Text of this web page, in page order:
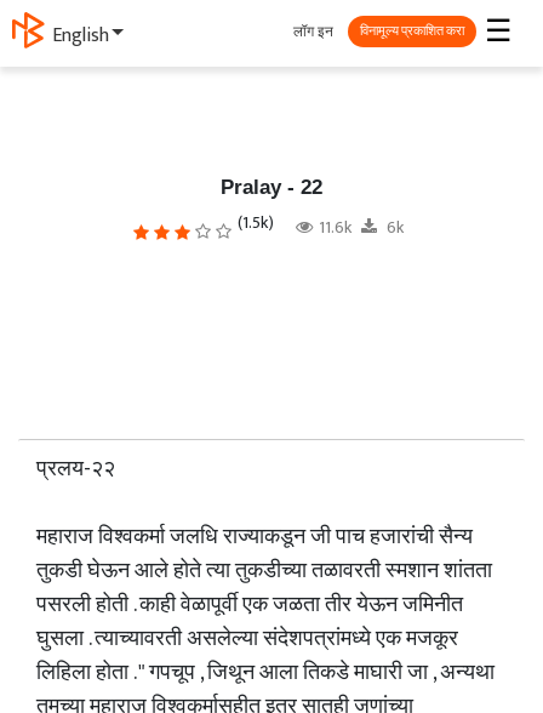
ગુજરાતી ☰
लॉग इन विनामूल्य प्रकाशित करा
Pralay - 22
(1.5k) 11.6k 6k
प्रलय-२२
महाराज विश्वकर्मा जलधि राज्याकडून जी पाच हजारांची सैन्य
तुकडी घेऊन आले होते त्या तुकडीच्या तळावरती स्मशान शांतता
पसरली होती . काही वेळापूर्वी एक जळता तीर येऊन जमिनीत
घुसला . त्याच्यावरती असलेल्या संदेशपत्रांमध्ये एक मजकूर
लिहिला होता . " गपचूप , जिथून आला तिकडे माघारी जा , अन्यथा